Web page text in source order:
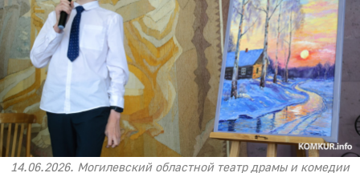
14.06.2026. Могилевский областной театр драмы и комедии